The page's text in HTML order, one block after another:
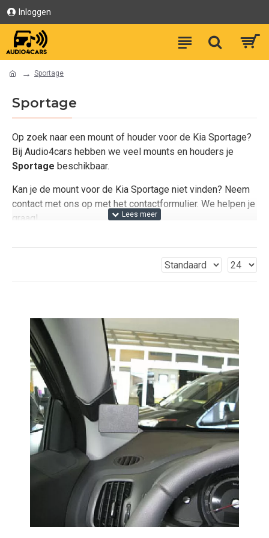
Inloggen
Sportage
Sportage
Op zoek naar een mount of houder voor de Kia Sportage?
Bij Audio4cars hebben we veel mounts en houders je
Sportage beschikbaar.
Kan je de mount voor de Kia Sportage niet vinden? Neem
contact met ons op met het contactformulier. We helpen je
graag!